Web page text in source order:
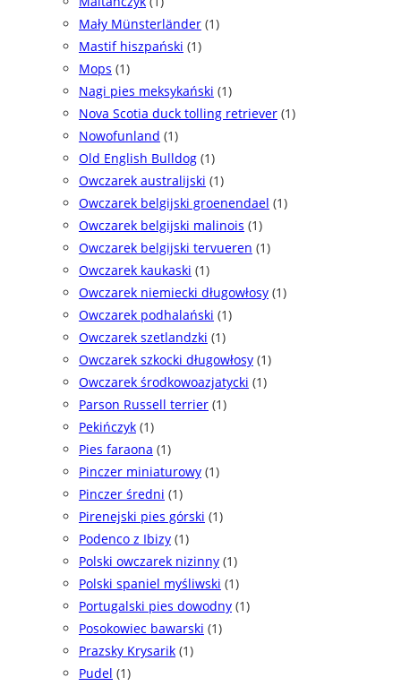
Mały Münsterländer (1)
Mastif hiszpański (1)
Mops (1)
Nagi pies meksykański (1)
Nova Scotia duck tolling retriever (1)
Nowofunland (1)
Old English Bulldog (1)
Owczarek australijski (1)
Owczarek belgijski groenendael (1)
Owczarek belgijski malinois (1)
Owczarek belgijski tervueren (1)
Owczarek kaukaski (1)
Owczarek niemiecki długowłosy (1)
Owczarek podhalański (1)
Owczarek szetlandzki (1)
Owczarek szkocki długowłosy (1)
Owczarek środkowoazjatycki (1)
Parson Russell terrier (1)
Pekińczyk (1)
Pies faraona (1)
Pinczer miniaturowy (1)
Pinczer średni (1)
Pirenejski pies górski (1)
Podenco z Ibizy (1)
Polski owczarek nizinny (1)
Polski spaniel myśliwski (1)
Portugalski pies dowodny (1)
Posokowiec bawarski (1)
Prazsky Krysarik (1)
Pudel (1)